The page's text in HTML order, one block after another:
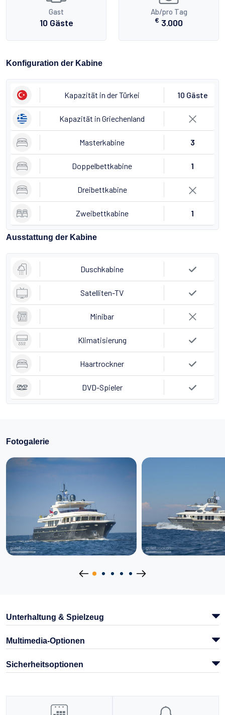
Gast
10 Gäste
Ab/pro Tag
€ 3.000
Konfiguration der Kabine
Kapazität in der Türkei 10 Gäste
Kapazität in Griechenland
Masterkabine 3
Doppelbettkabine 1
Dreibettkabine
Zweibettkabine 1
Ausstattung der Kabine
Duschkabine
Satelliten-TV
Minibar
Klimatisierung
Haartrockner
DVD-Spieler
Fotogalerie
Unterhaltung & Spielzeug
Multimedia-Optionen
Sicherheitsoptionen